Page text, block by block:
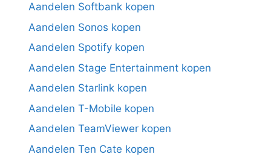
Aandelen Softbank kopen
Aandelen Sonos kopen
Aandelen Spotify kopen
Aandelen Stage Entertainment kopen
Aandelen Starlink kopen
Aandelen T-Mobile kopen
Aandelen TeamViewer kopen
Aandelen Ten Cate kopen